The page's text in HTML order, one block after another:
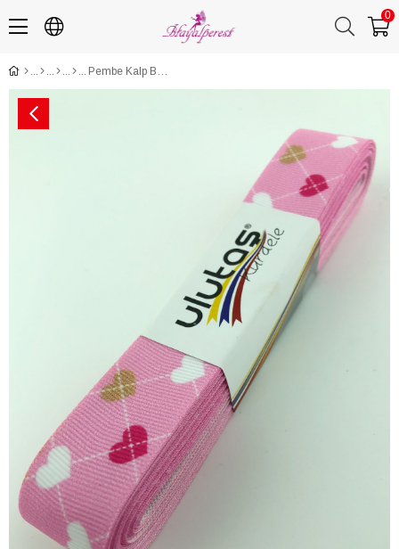
0
Pembe Kalp Baskılı grogren kurdele 2,5 cm